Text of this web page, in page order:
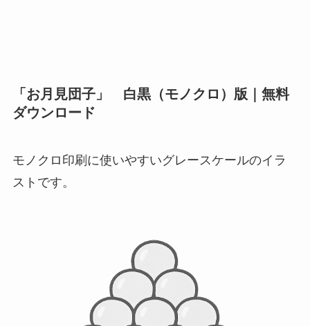
「お月見団子」 白黒（モノクロ）版｜無料
ダウンロード
モノクロ印刷に使いやすいグレースケールのイラ
ストです。